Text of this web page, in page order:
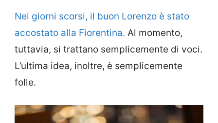
Nei giorni scorsi, il buon Lorenzo è stato
accostato alla Fiorentina. Al momento,
tuttavia, si trattano semplicemente di voci.
L’ultima idea, inoltre, è semplicemente
folle.